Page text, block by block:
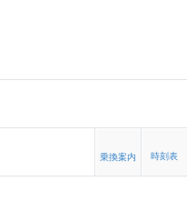
乗換案内 時刻表